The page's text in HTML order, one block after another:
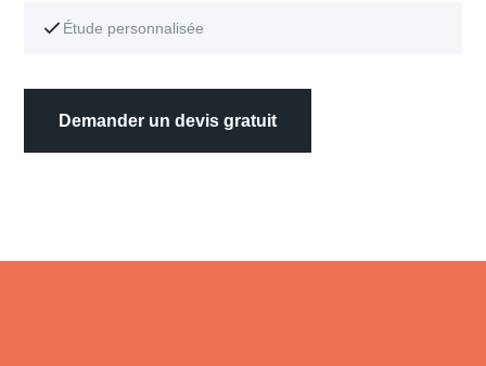
Étude personnalisée
Demander un devis gratuit